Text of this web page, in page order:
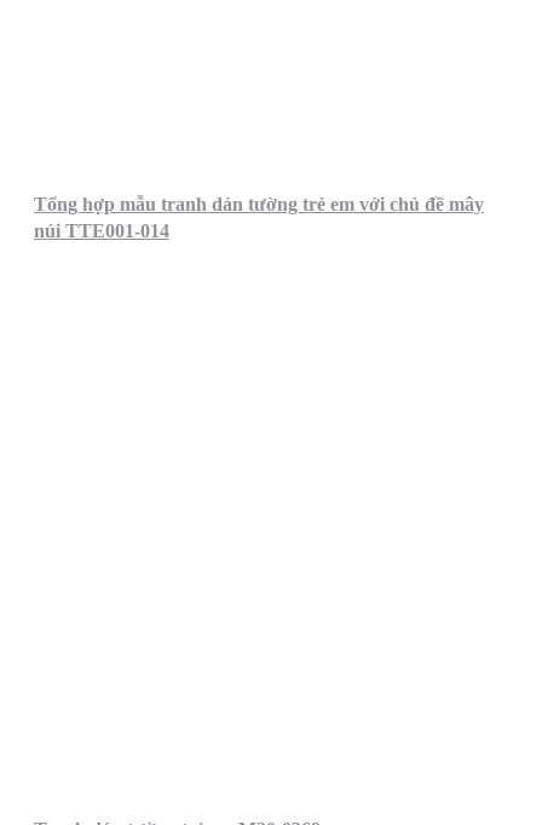
Tổng hợp mẫu tranh dán tường trẻ em với chủ đề mây
núi TTE001-014